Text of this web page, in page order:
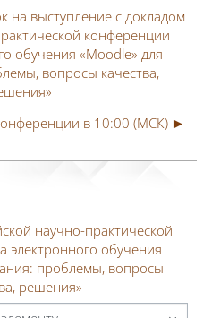
на выступление с докладом
конференции
обучения «Moodle» для
вопросы качества,
в 10:00 (МСК) ►
научно-практической
электронного обучения
проблемы, вопросы
решения»